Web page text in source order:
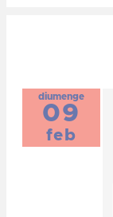
diumenge
09
feb